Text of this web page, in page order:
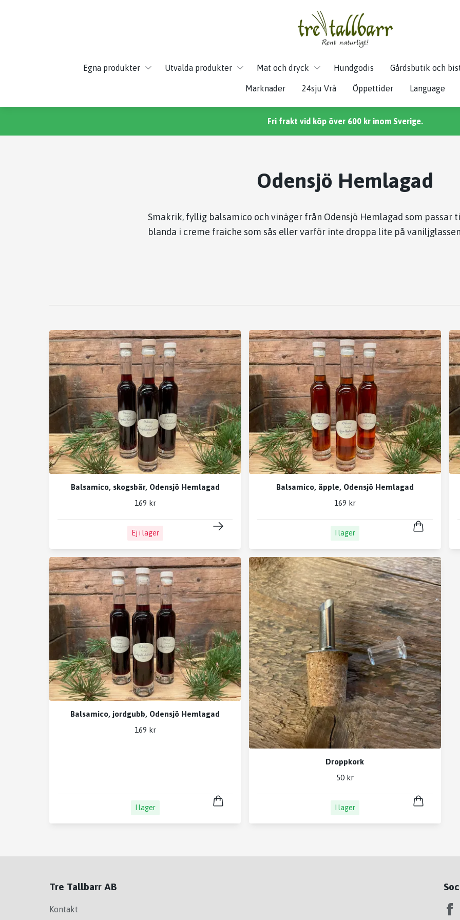
Egna produkter Utvalda produkter Mat och dryck Hundgodis Gårdsbutik och
Marknader 24sju Vrå Öppettider Language
Fri frakt vid köp över 600 kr inom Sverige.
Odensjö Hemlagad
Smakrik, fyllig balsamico och vinäger från Odensjö Hemlagad som passar
blanda i creme fraiche som sås eller varför inte droppa lite på
Balsamico, skogsbär, Odensjö Hemlagad
169 kr
Ej i lager
Balsamico, äpple, Odensjö Hemlagad
169 kr
I lager
Balsamico, jordgubb, Odensjö Hemlagad
169 kr
I lager
Droppkork
50 kr
I lager
Tre Tallbarr AB
Kontakt